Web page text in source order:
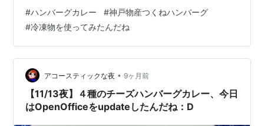
とで とっても美味しかったですっ！＞＜ 油ひいてフライ
パンで焼くべきか トースターで適当に焼くべきか悩み 楽
なトースターで焼いてみたわけです。 次回はフライパン
で焼く予定なんですが どう焼くのかは検討が必要なので
ありまふ。 んぢゃ、就寝タイムの準備をしてきます：
P・・・再見っ！＞＜
#ハンバーグカレー #神戸物産つくねハンバーグ
#冷凍物を使ってみたんだね
アコースティックな夜 • 9ヶ月前
【11/13夜】４種のチーズハンバーグカレー、今日
はOpenOfficeをupdateしたんだね：D